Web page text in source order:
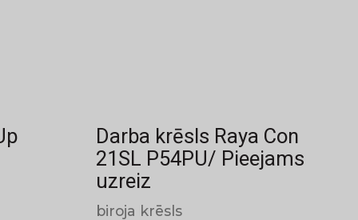
Darba krēsls Raya Con
21SL P54PU/ Pieejams
uzreiz
biroja krēsls